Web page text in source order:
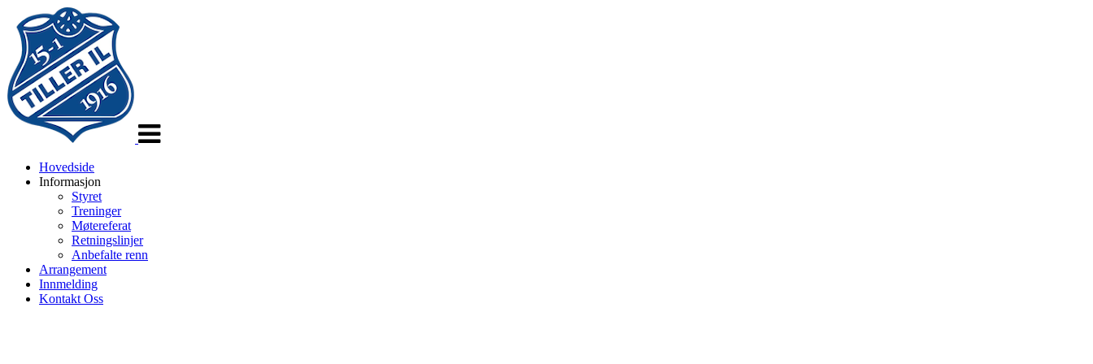
Hovedside
Informasjon
Styret
Treninger
Møtereferat
Retningslinjer
Anbefalte renn
Arrangement
Innmelding
Kontakt Oss